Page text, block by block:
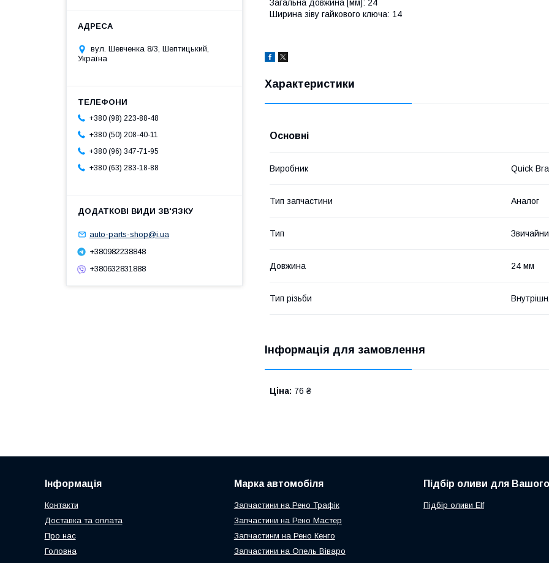
Загальна довжина [мм]: 24
Ширина зіву гайкового ключа: 14
Характеристики
Основні
Виробник Quick
Тип запчастини Аналог
Тип
Довжина 24 мм
Тип різьби
Інформація для замовлення
Ціна: 76 ₴
вул. Шевченка 8/3, Шептицький,
Україна
+380 (98) 223-88-48
+380 (50) 208-40-11
+380 (96) 347-71-95
+380 (63) 283-18-88
auto-parts-shop@i.ua
+380982238848
+380632831888
Інформація
Контакти
Доставка та оплата
Про нас
Головна
Марка автомобіля
Запчастини на Рено Трафік
Запчастини на Рено Мастер
Запчастинм на Рено Кенго
Запчастини на Опель Віваро
Підбір оливи для
Підбір оливи Elf